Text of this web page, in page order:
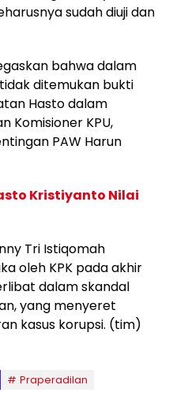
sudah diuji dan
bahwa dalam
ditemukan bukti
Hasto dalam
Komisioner KPU,
PAW Harun
Kristiyanto Nilai
Tri Istiqomah
oleh KPK pada akhir
dalam skandal
yang menyeret
kasus korupsi. (tim)
Praperadilan